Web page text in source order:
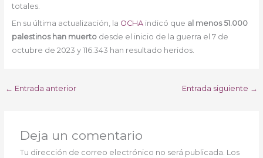
totales.
En su última actualización, la OCHAindicó que al menos 51.000
palestinos han muertodesde el inicio de la guerra el 7 de
octubre de 2023 y 116.343 han resultado heridos.
← Entrada anterior Entrada siguiente →
Deja un comentario
Tu dirección de correo electrónico no será publicada. Los